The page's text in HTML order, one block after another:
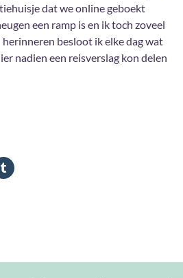
dat we online geboekt
een ramp is en ik toch zoveel
besloot ik elke dag wat
nadien een reisverslag kon delen
naar Engeland … #2